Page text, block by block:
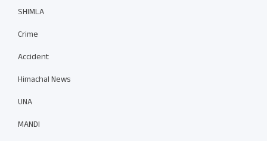
SHIMLA
Crime
Accident
Himachal News
UNA
MANDI